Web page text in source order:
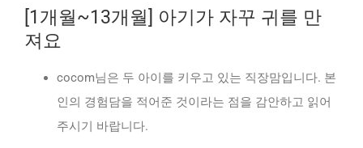
[1개월~13개월] 아기가 자꾸 귀를 만
져요
cocom님은 두 아이를 키우고 있는 직장맘입니다. 본
인의 경험담을 적어준 것이라는 점을 감안하고 읽어
주시기 바랍니다.